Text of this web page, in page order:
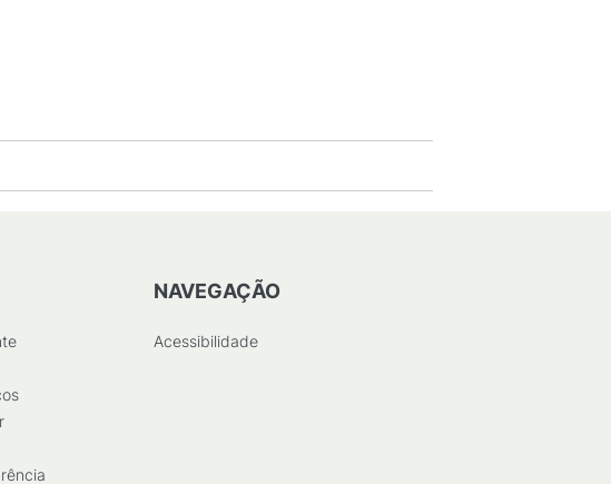
NAVEGAÇÃO
Acessibilidade